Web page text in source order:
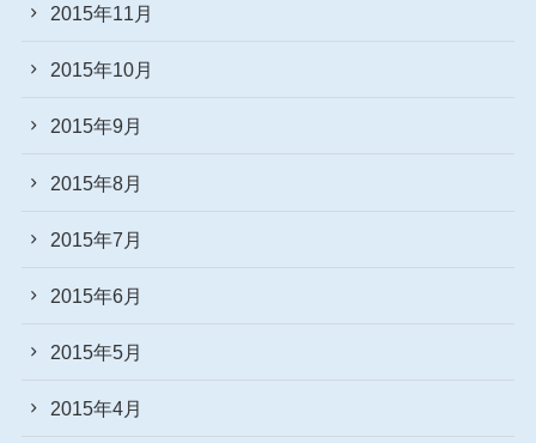
2015年11月
2015年10月
2015年9月
2015年8月
2015年7月
2015年6月
2015年5月
2015年4月